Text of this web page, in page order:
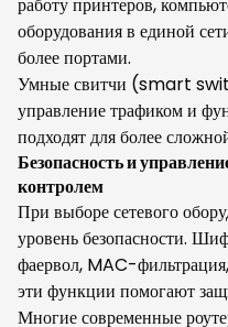
оборудования в единой
более портами.
Умные свитчи (smart
управление трафиком и
подходят для более
Безопасность и
контролем
При выборе сетевого
уровень безопасности.
фаервол, MAC-
эти функции помогают
Многие современные